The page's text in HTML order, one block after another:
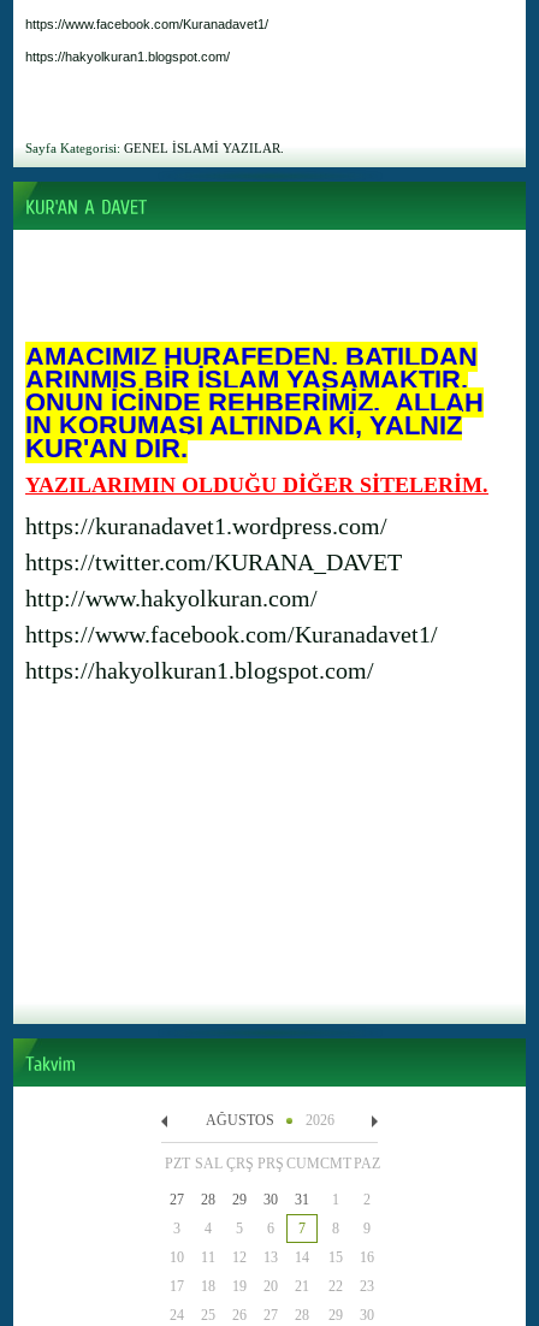
AMACIMIZ HURAFEDEN, BATILDAN
ARINMIŞ BİR İSLAM YAŞAMAKTIR.
ONUN İÇİNDE REHBERİMİZ, ALLAH
IN KORUMASI ALTINDA Kİ, YALNIZ
KUR'AN DIR.
YAZILARIMIN OLDUĞU DİĞER SİTELERİM.
https://kuranadavet1.wordpress.com/
https://twitter.com/KURANA_DAVET
http://www.hakyolkuran.com/
https://www.facebook.com/Kuranadavet1/
https://hakyolkuran1.blogspot.com/
https://www.facebook.com/Kuranadavet1/
https://hakyolkuran1.blogspot.com/
Sayfa Kategorisi: GENEL İSLAMİ YAZILAR.